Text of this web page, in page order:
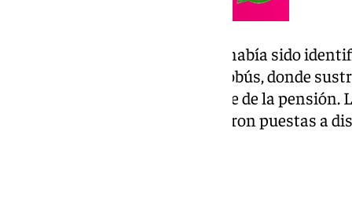
Una de las mujeres arrestadas había sido
finales de noviembre en un autobús, donde
de edad avanzada con el importe de la
trasladadas a sede policial y fueron puestas a